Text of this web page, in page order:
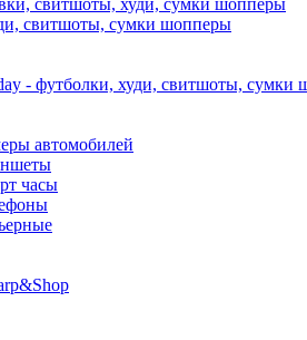
свитшоты, худи, сумки шопперы
свитшоты, сумки шопперы
- футболки, худи, свитшоты, сумки
автомобилей
часы